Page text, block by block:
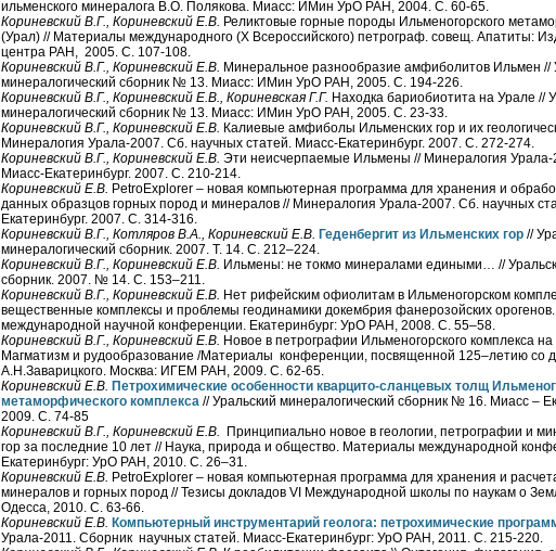
ильменского минералога В.О. Полякова. Миасс: ИМин УрО РАН, 2004. С. 60-65.
Кориневский В.Г., Кориневский Е.В. Реликтовые горные породы Ильменогорского
(Урал) // Материалы международного (Х Всероссийского) петрограф. совещ. Апатиты:
центра РАН, 2005. С. 107-108.
Кориневский В.Г., Кориневский Е.В. Минеральное разнообразие амфиболитов Ильмен //
минералогический сборник № 13. Миасс: ИМин УрО РАН, 2005. С. 194-226.
Кориневский В.Г., Кориневский Е.В., Кориневская Г.Г. Находка бариобиотита на Урале //
минералогический сборник № 13. Миасс: ИМин УрО РАН, 2005. С. 23-33.
Кориневский В.Г., Кориневский Е.В. Калиевые амфиболы Ильменских гор и их
Минералогия Урала-2007. Сб. научных статей. Миасс-Екатеринбург. 2007. С. 272-274.
Кориневский В.Г., Кориневский Е.В. Эти неисчерпаемые Ильмены // Минералогия Урала-
Миасс-Екатеринбург. 2007. С. 210-214.
Кориневский Е.В. PetroExplorer – новая компьютерная программа для хранения и
данных образцов горных пород и минералов // Минералогия Урала-2007. Сб. научных
Екатеринбург. 2007. С. 314-316.
Кориневский В.Г., Котляров В.А., Кориневский Е.В. Геденбергит из Ильменских гор //
минералогический сборник. 2007. Т. 14. С. 212–224.
Кориневский В.Г., Кориневский Е.В. Ильмены: не токмо минералами едиными… //
сборник. 2007. № 14. С. 153–211.
Кориневский В.Г., Кориневский Е.В. Нет рифейским офиолитам в Ильменогорском
вещественные комплексы и проблемы геодинамики докембрия фанерозойских
международной научной конференции. Екатеринбург: УрО РАН, 2008. С. 55–58.
Кориневский В.Г., Кориневский Е.В. Новое в петрографии Ильменогорского комплекса
Магматизм и рудообразование /Материалы конференции, посвященной 125–летию со
А.Н.Заварицкого. Москва: ИГЕМ РАН, 2009. С. 62-65.
Кориневский Е.В. Петрохимические особенности кварцито-сланцевых толщ
метаморфического комплекса // Уральский минералогический сборник № 16. Миасс –
2009. С. 74-85
Кориневский В.Г., Кориневский Е.В. Принципиально новое в геологии, петрографии и
гор за последние 10 лет // Наука, природа и общество. Материалы международной
Екатеринбург: УрО РАН, 2010. С. 26–31.
Кориневский Е.В. PetroExplorer – новая компьютерная программа для хранения и
минералов и горных пород // Тезисы докладов VI Международной школы по наукам о
Одесса, 2010. С. 63-66.
Кориневский Е.В. Компьютерный инструментарий геолога: петрохимические
Урала-2011. Сборник научных статей. Миасс-Екатеринбург: УрО РАН, 2011. С. 215-220.